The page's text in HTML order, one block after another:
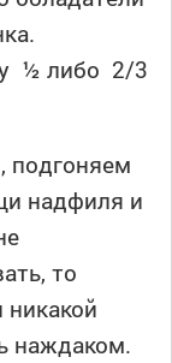
½ либо 2/3
подгоняем
надфиля и
то
наждаком.